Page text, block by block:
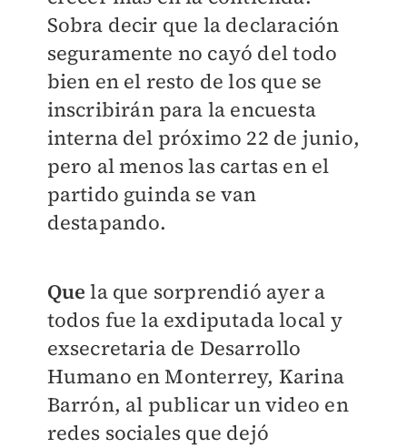
Sobra decir que la declaración
seguramente no cayó del todo
bien en el resto de los que se
inscribirán para la encuesta
interna del próximo 22 de junio,
pero al menos las cartas en el
partido guinda se van
destapando.
Que la que sorprendió ayer a
todos fue la exdiputada local y
exsecretaria de Desarrollo
Humano en Monterrey, Karina
Barrón, al publicar un video en
redes sociales que dejó